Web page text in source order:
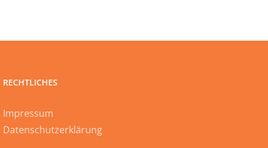
RECHTLICHES
Impressum
Datenschutzerklärung